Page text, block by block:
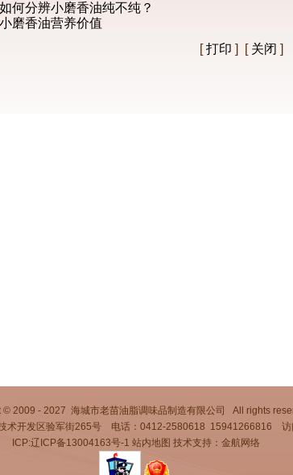
如何分辨小磨香油纯不纯？
小磨香油营养价值
[打印 ] [ 关闭 ]
© 2009 - 2027 海城市老苗油脂调味品制造有限公司 All rights
术开发区验军街265号 电话：0412-2580618 15941266816
ICP:辽ICP备13004163号-1 站内地图 技术支持：金航网络